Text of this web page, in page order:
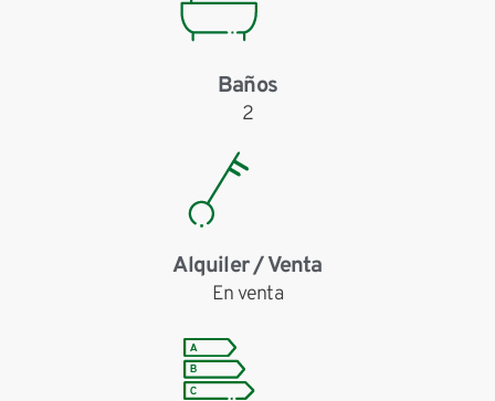
Baños
2
Alquiler / Venta
En venta